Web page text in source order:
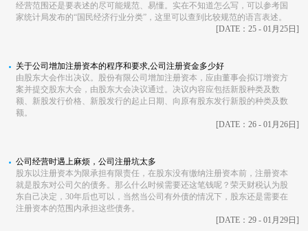
经营范围还是要表述的尽可能规范、易懂。实在不知道怎么写，可以参考国
家统计局发布的“国民经济行业分类”，这里可以查到比较规范的语言表述。
[DATE：25 - 01月25日]
关于公司增加注册资本的程序和要求,公司注册资金多少好
由股东大会作出决议。股份有限公司增加注册资本，应由董事会拟订增资方
案并提交股东大会，由股东大会决议通过。决议内容应包括新股种类及数
额、新股发行价格、新股发行的起止日期、向原有股东发行新股的种类及数
额。
[DATE：26 - 01月26日]
公司经营时遇上麻烦，公司注册坑太多
股东以注册资本为限承担有限责任，在股东没有缴纳注册资本前，注册资本
就是股东对公司欠的债务。那么什么时候需要还这笔钱呢？荣天财税认为股
东自己决定，30年后也可以，当然当公司有外债的情况下，股东还是需要在
注册资本的范围内承担这些债务。
[DATE：29 - 01月29日]